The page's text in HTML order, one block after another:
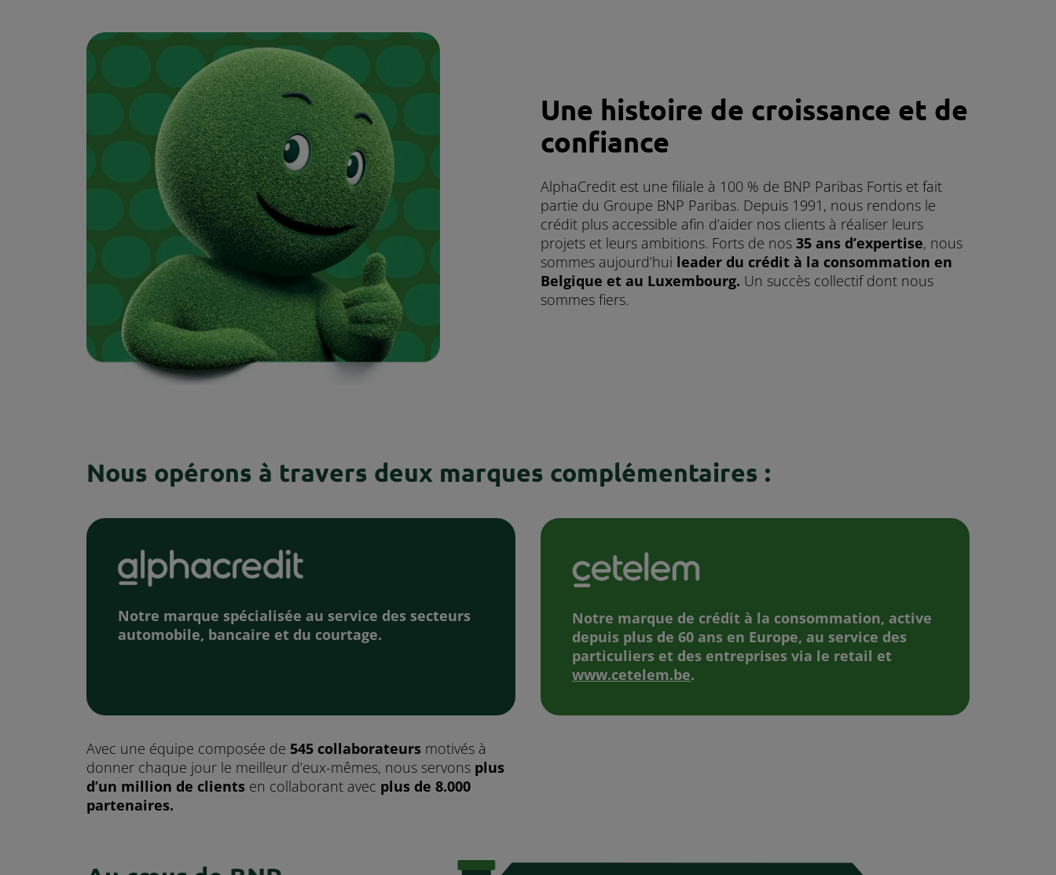
Une histoire de croissance et de
confiance
AlphaCredit est une filiale à 100 % de BNP Paribas Fortis et fait
partie du Groupe BNP Paribas. Depuis 1991, nous rendons le
crédit plus accessible afin d’aider nos clients à réaliser leurs
projets et leurs ambitions. Forts de nos 35 ans d’expertise, nous
sommes aujourd’hui leader du crédit à la consommation en
Belgique et au Luxembourg. Un succès collectif dont nous
sommes fiers.
Nous opérons à travers deux marques complémentaires :
Notre marque spécialisée au service des secteurs
automobile, bancaire et du courtage.
Notre marque de crédit à la consommation, active
depuis plus de 60 ans en Europe, au service des
particuliers et des entreprises via le retail et
www.cetelem.be.
Avec une équipe composée de 545 collaborateurs motivés à
donner chaque jour le meilleur d’eux-mêmes, nous servons plus
d’un million de clients en collaborant avec plus de 8.000
partenaires.